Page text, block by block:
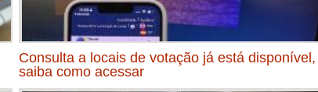
Consulta a locais de votação já está disponível,
saiba como acessar